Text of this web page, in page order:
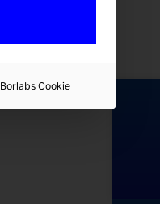
Borlabs Cookie